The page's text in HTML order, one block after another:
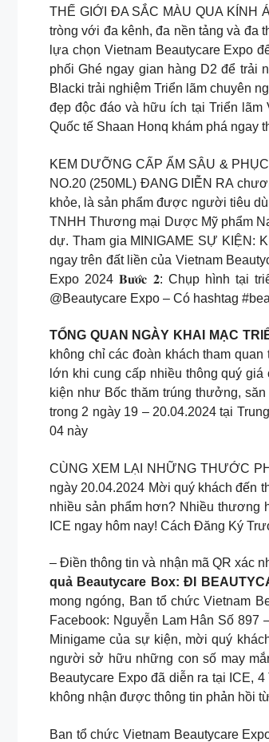
THẾ GIỚI ĐA SẮC MÀU QUA KÍNH
tròng với đa kênh, đa nền tảng và đa
lựa chọn Vietnam Beautycare Expo
phối Ghé ngay gian hàng D2 để trải
Blacki trải nghiệm Triển lãm chuyên
đẹp độc đáo và hữu ích tại Triển lãm
Quốc tế Shaan Honq khám phá ngay
KEM DƯỠNG CẤP ẨM SÂU &
NO.20 (250ML) ĐANG DIỄN RA
khỏe, là sản phẩm được người tiêu
TNHH Thương mại Dược Mỹ phẩm
dự. Tham gia MINIGAME SỰ KIỆN:
ngay trên đất liền của Vietnam
Expo 2024 𝐁𝐮̛𝐨̛́𝐜 𝟐: Chụp hình tại
@Beautycare Expo – Có hashtag
TỔNG QUAN NGÀY KHAI MẠC
không chỉ các đoàn khách tham
lớn khi cung cấp nhiều thông quý
kiện như Bốc thăm trúng thưởng,
trong 2 ngày 19 – 20.04.2024 tại
04 này
CÙNG XEM LẠI NHỮNG THƯỚC
ngày 20.04.2024 Mời quý khách
nhiều sản phẩm hơn? Nhiều thương
ICE ngay hôm nay! Cách Đăng Ký
– Điền thông tin và nhận mã QR xác
quả Beautycare Box: ĐI
mong ngóng, Ban tổ chức Vietnam
Facebook: Nguyễn Lam Hân Số
Minigame của sự kiện, mời quý
người sở hữu những con số may
Beautycare Expo đã diễn ra tại ICE,
không nhận được thông tin phản hồi
Ban tổ chức Vietnam Beautycare